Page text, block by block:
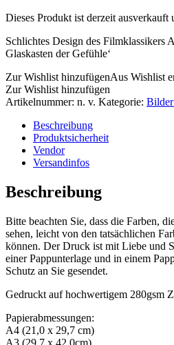
Dieses Produkt ist derzeit ausverkauft
Schlichtes Design des Filmklassikers
Glaskasten der Gefühle‘
Zur Wishlist hinzufügenAus Wishlist
Zur Wishlist hinzufügen
Artikelnummer: n. v. Kategorie:
Beschreibung
Produktsicherheit
Vendor
Versandinfos
Beschreibung
Bitte beachten Sie, dass die Farben,
sehen, leicht von den tatsächlichen
können. Der Druck ist mit Liebe und
einer Pappunterlage und in einem
Schutz an Sie gesendet.
Gedruckt auf hochwertigem 280gsm
Papierabmessungen:
A4 (21,0 x 29,7 cm)
A3 (29,7 x 42,0cm)